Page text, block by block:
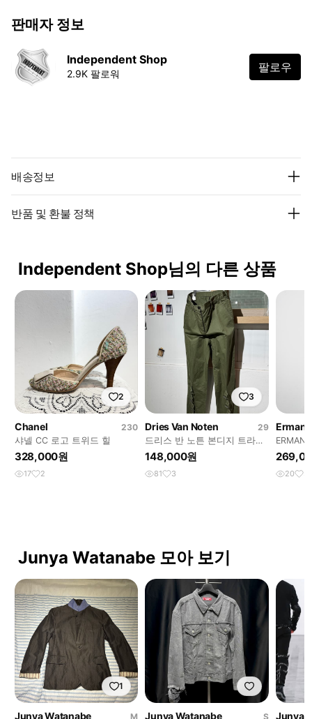
판매자 정보
Independent Shop
2.9K 팔로워 팔로우
배송정보
반품 및 환불 정책
Independent Shop님의 다른 상품
2
Chanel
230
샤넬 CC 로고 트위드 힐
328,000원
17 2
3
Dries Van Noten
29
드리스 반 노튼 본디지 트라우
저
148,000원
81 3
치워크
20 3
Junya Watanabe 모아 보기
1
Junya Watanabe
M
Junya Watanabe
S
Junya